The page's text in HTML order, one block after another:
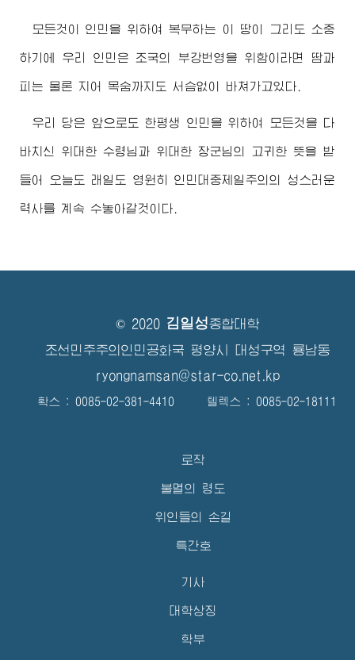
모든것이 인민을 위하여 복무하는 이 땅이 그리도 소중
하기에 우리 인민은 조국의 부강번영을 위함이라면 땀과
피는 물론 지어 목숨까지도 서슴없이 바쳐가고있다.
우리 당은 앞으로도 한평생 인민을 위하여 모든것을 다
바치신 위대한 수령님 과 위대한 장군님의 고귀한 뜻을 받
들어 오늘도 래일도 영원히 인민대중제일주의의 성스러운
력사를 계속 수놓아갈것이다.
© 2020 김일성종합대학
조선민주주의인민공화국 평양시 대성구역 룡남동
ryongnamsan@star-co.net.kp
확스 : 0085-02-381-4410 텔렉스 : 0085-02-18111
로작
불멸의 령도
위인들의 손길
특간호
기사
대학상징
학부